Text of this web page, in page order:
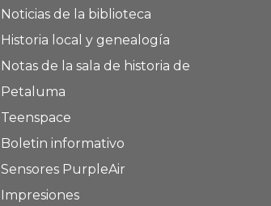
Noticias de la biblioteca
Historia local y genealogía
Notas de la sala de historia de
Petaluma
Teenspace
Boletin informativo
Sensores PurpleAir
Impresiones